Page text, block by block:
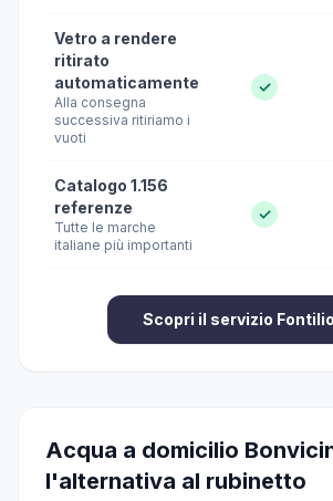
Vetro a rendere
ritirato
automaticamente
Alla consegna
successiva ritiriamo i
vuoti
✓
Catalogo 1.156
referenze
Tutte le marche
italiane più importanti
✓
Scopri il servizio
Acqua a domicilio
l'alternativa al rubinetto